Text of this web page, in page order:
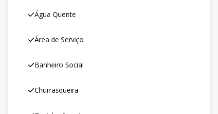
Água Quente
Área de Serviço
Banheiro Social
Churrasqueira